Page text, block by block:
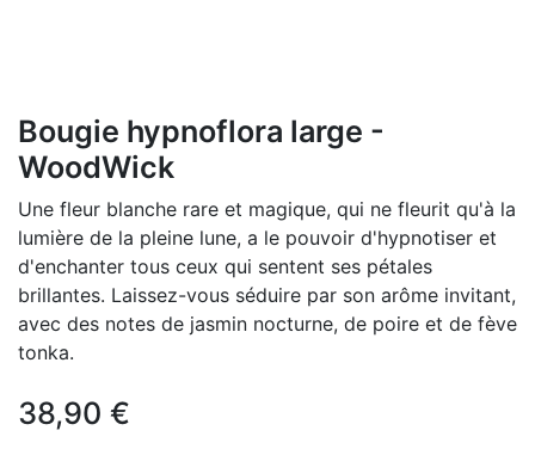
Bougie hypnoflora large -
WoodWick
Une fleur blanche rare et magique, qui ne fleurit qu'à la
lumière de la pleine lune, a le pouvoir d'hypnotiser et
d'enchanter tous ceux qui sentent ses pétales
brillantes. Laissez-vous séduire par son arôme invitant,
avec des notes de jasmin nocturne, de poire et de fève
tonka.
38,90 €